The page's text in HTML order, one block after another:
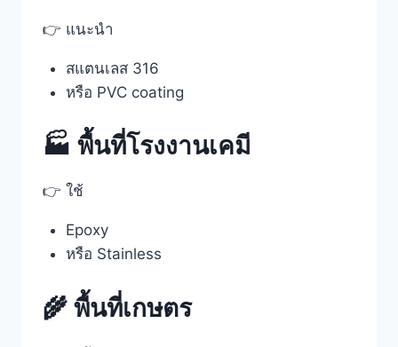
👉 แนะนำ
สแตนเลส 316
หรือ PVC coating
🏭 พื้นที่โรงงานเคมี
👉 ใช้
Epoxy
หรือ Stainless
🌾 พื้นที่เกษตร